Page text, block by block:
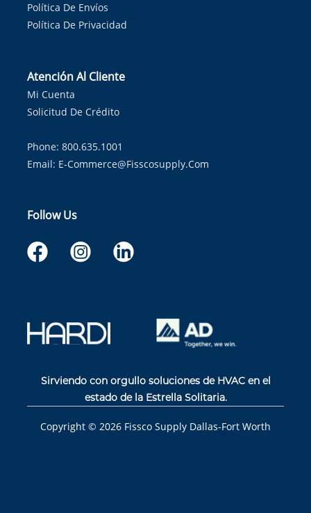
Política De Envíos
Política De Privacidad
Atención Al Cliente
Mi Cuenta
Solicitud De Crédito
Phone: 800.635.1001
Email: E-Commerce@fisscosupply.com
Follow Us
Sirviendo con orgullo soluciones de HVAC en el
estado de la Estrella Solitaria.
Copyright © 2026 Fissco Supply Dallas-Fort Worth